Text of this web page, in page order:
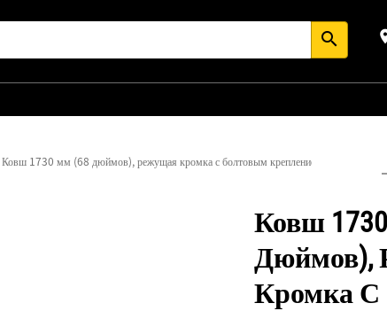
search
Ковш 1730 мм (68 дюймов), режущая кромка с болтовым креплением
Ковш
Дюймов),
Кромка С